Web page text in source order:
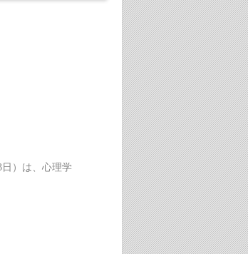
日）は、心理学